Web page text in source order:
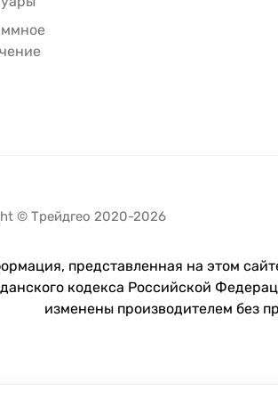
© Трейдгео 2020-2026
представленная на этом
кодекса Российской
изменены производителем без